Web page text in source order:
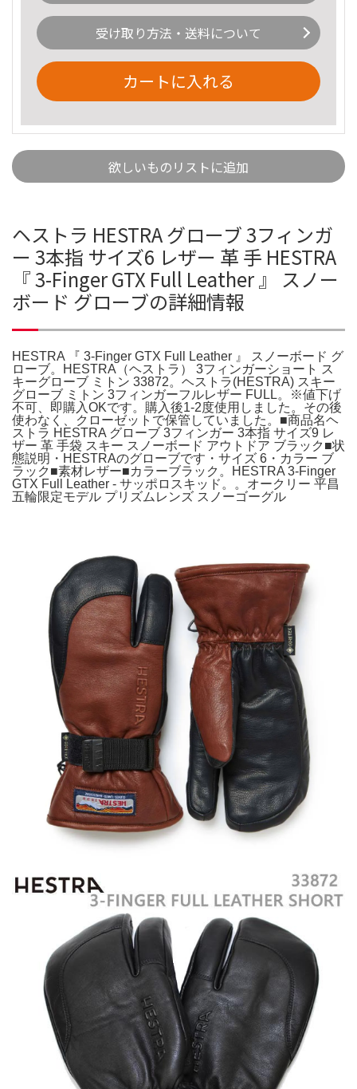
受け取り方法・送料について
カートに入れる
欲しいものリストに追加
ヘストラ HESTRA グローブ 3フィンガ
ー 3本指 サイズ6 レザー 革 手 HESTRA
『 3-Finger GTX Full Leather 』 スノー
ボード グローブの詳細情報
HESTRA 『 3-Finger GTX Full Leather 』 スノーボード グ
ローブ。HESTRA（ヘストラ） 3フィンガーショート ス
キーグローブ ミトン 33872。ヘストラ(HESTRA) スキー
グローブ ミトン 3フィンガーフルレザー FULL。※値下げ
不可、即購入OKです。購入後1-2度使用しました。その後
使わなく、クローゼットで保管していました。■商品名ヘ
ストラ HESTRA グローブ 3フィンガー 3本指 サイズ9 レ
ザー 革 手袋 スキー スノーボード アウトドア ブラック■状
態説明・HESTRAのグローブです・サイズ 6・カラー ブ
ラック■素材レザー■カラーブラック。HESTRA 3-Finger
GTX Full Leather - サッポロスキッド。。オークリー 平昌
五輪限定モデル プリズムレンズ スノーゴーグル